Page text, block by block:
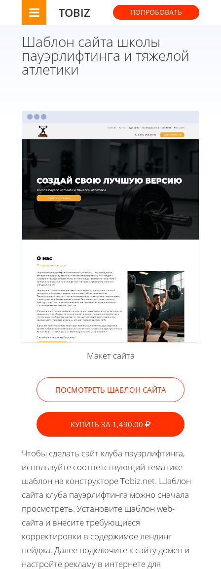
TOBIZ ПОПРОБОВАТЬ
Шаблон сайта школы
пауэрлифтинга и тяжелой
атлетики
Макет сайта
ПОСМОТРЕТЬ ШАБЛОН САЙТА
КУПИТЬ ЗА 1,490.00
Чтобы сделать сайт клуба пауэрлифтинга,
используйте соответствующий тематике
шаблон на конструкторе Tobiz.net. Шаблон
сайта клуба пауэрлифтинга можно сначала
просмотреть. Установите шаблон web-
сайта и внесите требующиеся
корректировки в содержимое лендинг
пейджа. Далее подключите к сайту домен и
настройте рекламу в интернете для